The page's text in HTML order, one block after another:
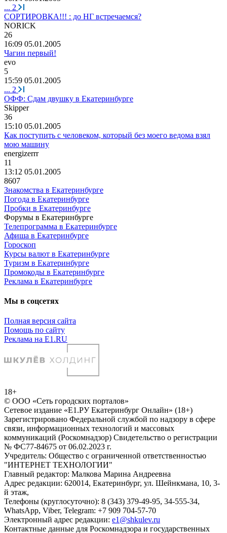
... 2
СОРТИРОВКА!!! : до НГ встречаемся?
NORICK
26
16:09 05.01.2005
Чагин первый!
evo
5
15:59 05.01.2005
... 2
ОФФ: Сдам двушку в Екатеринбурге
Skipper
36
15:10 05.01.2005
Как поступить с человеком, который без моего ведома взял
мою машину
energizerrr
11
13:12 05.01.2005
8607
Знакомства в Екатеринбурге
Погода в Екатеринбурге
Пробки в Екатеринбурге
Форумы в Екатеринбурге
Телепрограмма в Екатеринбурге
Афиша в Екатеринбурге
Гороскоп
Курсы валют в Екатеринбурге
Туризм в Екатеринбурге
Промокоды в Екатеринбурге
Реклама в Екатеринбурге
Мы в соцсетях
Полная версия сайта
Помощь по сайту
Реклама на E1.RU
18+
© ООО «Сеть городских порталов»
Сетевое издание «Е1.РУ Екатеринбург Онлайн» (18+)
Зарегистрировано Федеральной службой по надзору в сфере
связи, информационных технологий и массовых
коммуникаций (Роскомнадзор) Свидетельство о регистрации
№ ФС77-84675 от 06.02.2023 г.
Учредитель: Общество с ограниченной ответственностью
"ИНТЕРНЕТ ТЕХНОЛОГИИ"
Главный редактор: Малкова Марина Андреевна
Адрес редакции: 620014, Екатеринбург, ул. Шейнкмана, 10, 3-
й этаж,
Телефоны (круглосуточно): 8 (343) 379-49-95, 34-555-34,
WhatsApp, Viber, Telegram: +7 909 704-57-70
Электронный адрес редакции: e1@shkulev.ru
Контактные данные для Роскомнадзора и государственных